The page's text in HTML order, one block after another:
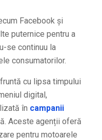
Facebook și
puternice pentru a
se continuu la
consumatorilor.
cu lipsa timpului
digital,
în campanii
Aceste agenții oferă
pentru motoarele